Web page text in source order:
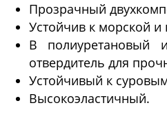
Прозрачный
Устойчив к морской и
В полиуретановый
отвердитель для
Устойчивый к
Высокоэластичный.